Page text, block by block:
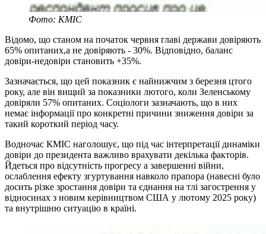
Фото: КМІС
Відомо, що станом на початок червня главі держави довіряють
65% опитаних,а не довіряють - 30%. Відповідно, баланс
довіри-недовіри становить +35%.
Зазначається, що цей показник є найнижчим з березня цтого
року, але він вищий за показники лютого, коли Зеленському
довіряли 57% опитаних. Соціологи зазначають, що в них
немає інформації про конкретні причини зниження довіри за
такий короткий період часу.
Водночас КМІС наголошує, що під час інтерпретації динаміки
довіри до президента важливо врахувати декілька факторів.
Йдеться про відсутність прогресу а завершенні війни,
ослаблення ефекту згуртування навколо прапора (навесні було
досить різке зростання довіри та єднання на тлі загострення у
відносинах з новим керівництвом США у лютому 2025 року)
та внутрішню ситуацію в країні.